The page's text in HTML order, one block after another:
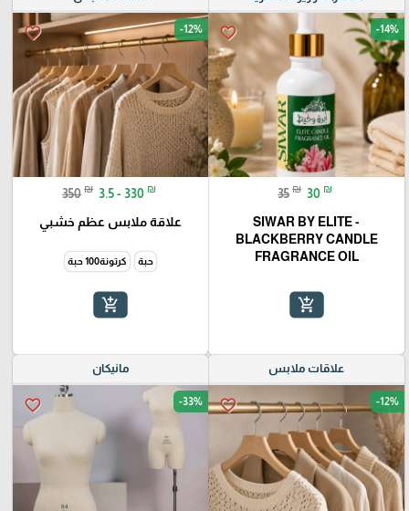
favorite_border -14%
35 ₪ 30 ₪
SIWAR BY ELITE -
BLACKBERRY CANDLE
FRAGRANCE OIL
add_shopping_cart
favorite_border -12%
350 ₪ 3.5 - 330 ₪
علاقة ملابس عظم خشبي
حبة كرتونة100 حبة
add_shopping_cart
علاقات ملابس
favorite_border -12%
مانيكان
favorite_border -33%